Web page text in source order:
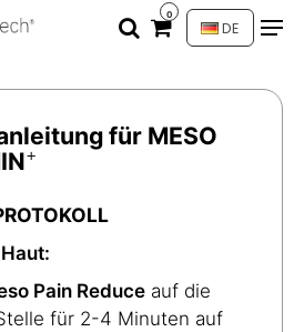
0
DE
für MESO
+
Pain Reduce auf die
für 2-4 Minuten auf